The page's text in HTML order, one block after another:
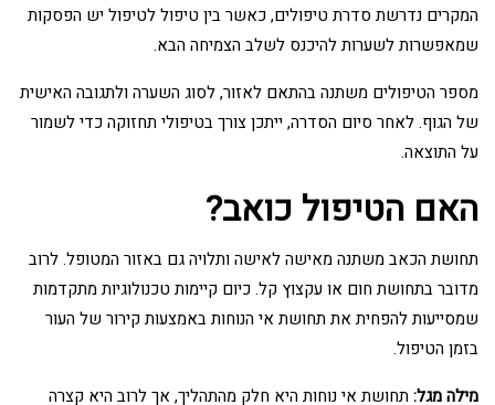
המקרים נדרשת סדרת טיפולים, כאשר בין טיפול לטיפול יש הפסקות
שמאפשרות לשערות להיכנס לשלב הצמיחה הבא.
מספר הטיפולים משתנה בהתאם לאזור, לסוג השערה ולתגובה האישית
של הגוף. לאחר סיום הסדרה, ייתכן צורך בטיפולי תחזוקה כדי לשמור
על התוצאה.
האם הטיפול כואב?
תחושת הכאב משתנה מאישה לאישה ותלויה גם באזור המטופל. לרוב
מדובר בתחושת חום או עקצוץ קל. כיום קיימות טכנולוגיות מתקדמות
שמסייעות להפחית את תחושת אי הנוחות באמצעות קירור של העור
בזמן הטיפול.
מילה מגל: תחושת אי נוחות היא חלק מהתהליך, אך לרוב היא קצרה